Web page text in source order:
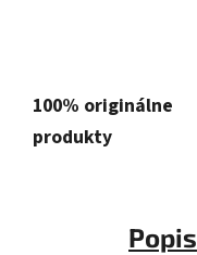
100% originálne
produkty
Popis